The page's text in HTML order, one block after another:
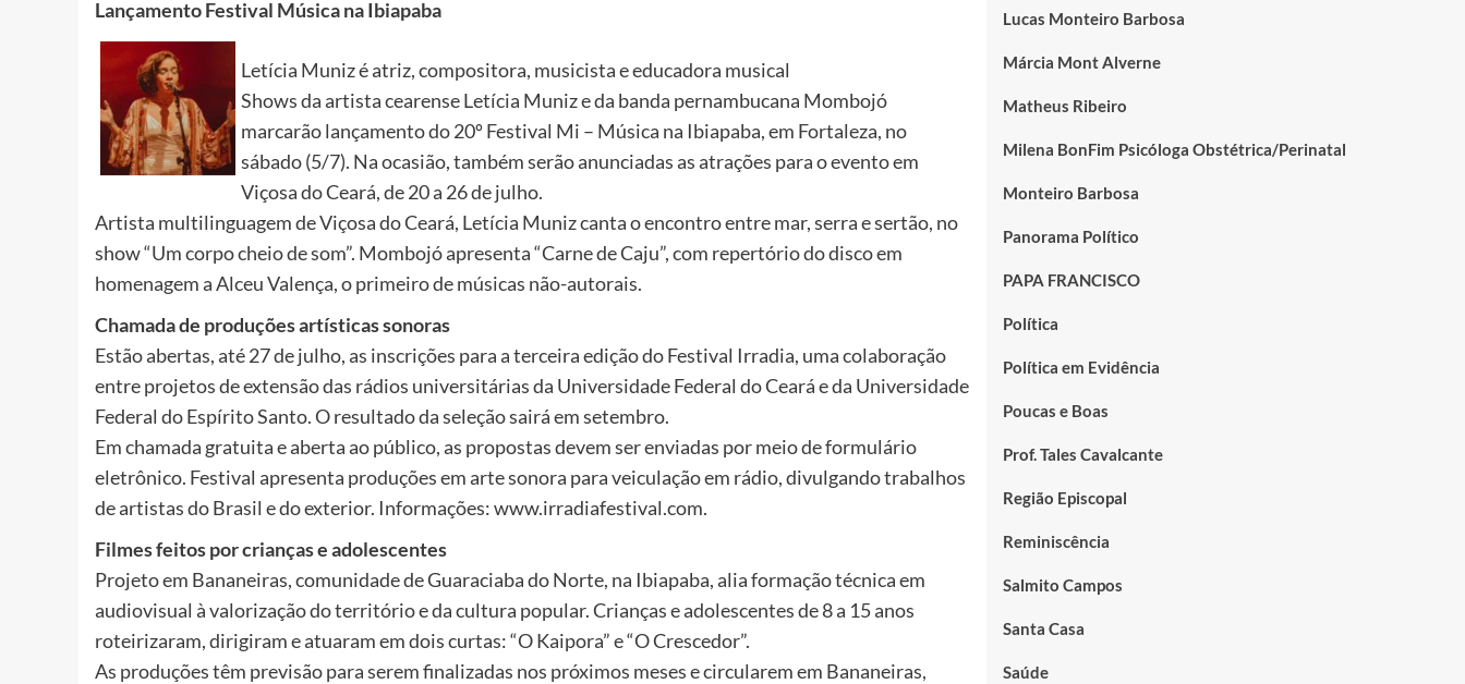
Lançamento Festival Música na Ibiapaba
Letícia Muniz é atriz, compositora, musicista e educadora musical
Shows da artista cearense Letícia Muniz e da banda pernambucana Mombojó
marcarão lançamento do 20º Festival Mi – Música na Ibiapaba, em Fortaleza, no
sábado (5/7). Na ocasião, também serão anunciadas as atrações para o evento em
Viçosa do Ceará, de 20 a 26 de julho.
Artista multilinguagem de Viçosa do Ceará, Letícia Muniz canta o encontro entre mar, serra e sertão, no
show “Um corpo cheio de som”. Mombojó apresenta “Carne de Caju”, com repertório do disco em
homenagem a Alceu Valença, o primeiro de músicas não-autorais.
Chamada de produções artísticas sonoras
Estão abertas, até 27 de julho, as inscrições para a terceira edição do Festival Irradia, uma colaboração
entre projetos de extensão das rádios universitárias da Universidade Federal do Ceará e da Universidade
Federal do Espírito Santo. O resultado da seleção sairá em setembro.
Em chamada gratuita e aberta ao público, as propostas devem ser enviadas por meio de formulário
eletrônico. Festival apresenta produções em arte sonora para veiculação em rádio, divulgando trabalhos
de artistas do Brasil e do exterior. Informações: www.irradiafestival.com.
Filmes feitos por crianças e adolescentes
Projeto em Bananeiras, comunidade de Guaraciaba do Norte, na Ibiapaba, alia formação técnica em
audiovisual à valorização do território e da cultura popular. Crianças e adolescentes de 8 a 15 anos
roteirizaram, dirigiram e atuaram em dois curtas: “O Kaipora” e “O Crescedor”.
As produções têm previsão para serem finalizadas nos próximos meses e circularem em Bananeiras,
Lucas Monteiro Barbosa
Márcia Mont Alverne
Matheus Ribeiro
Milena BonFim Psicóloga Obstétrica/Perinatal
Monteiro Barbosa
Panorama Político
PAPA FRANCISCO
Política
Política em Evidência
Poucas e Boas
Prof. Tales Cavalcante
Região Episcopal
Reminiscência
Salmito Campos
Santa Casa
Saúde